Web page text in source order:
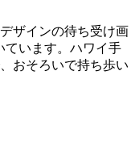
ザインの待ち受け画
ています。ハワイ手
おそろいで持ち歩い